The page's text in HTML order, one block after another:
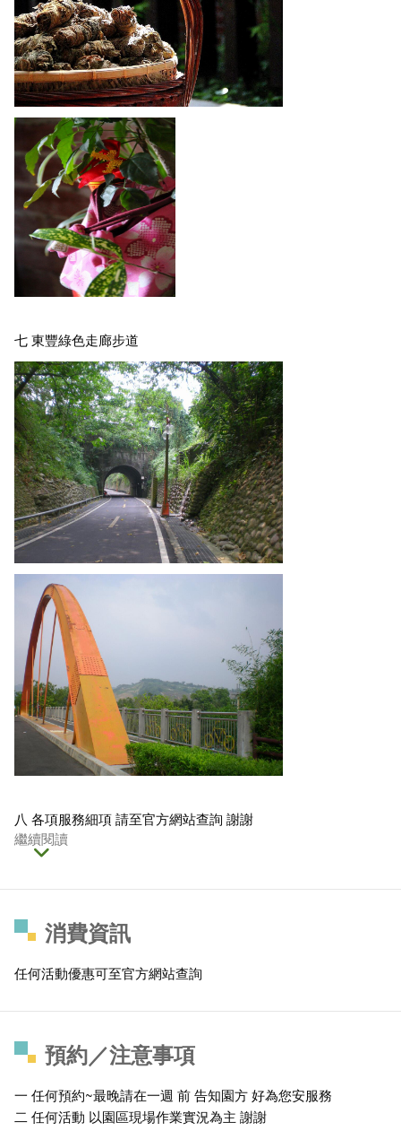
七 東豐綠色走廊步道
八 各項服務細項 請至官方網站查詢 謝謝
繼續閱讀
消費資訊
任何活動優惠可至官方網站查詢
預約／注意事項
一 任何預約~最晚請在一週 前 告知園方 好為您安服務
二 任何活動 以園區現場作業實況為主 謝謝